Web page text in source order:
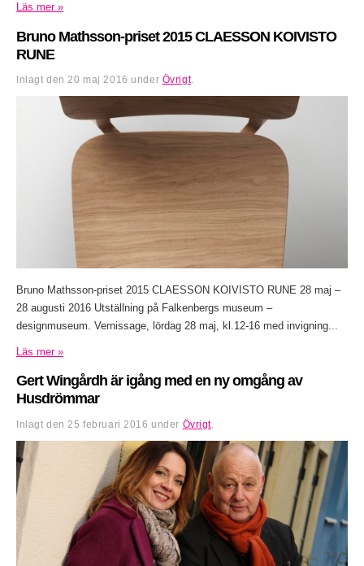
Läs mer »
Bruno Mathsson-priset 2015 CLAESSON KOIVISTO
RUNE
Inlagt den 20 maj 2016 under Övrigt.
Bruno Mathsson-priset 2015 CLAESSON KOIVISTO RUNE 28 maj –
28 augusti 2016 Utställning på Falkenbergs museum –
designmuseum. Vernissage, lördag 28 maj, kl.12-16 med invigning...
Läs mer »
Gert Wingårdh är igång med en ny omgång av
Husdrömmar
Inlagt den 25 februari 2016 under Övrigt